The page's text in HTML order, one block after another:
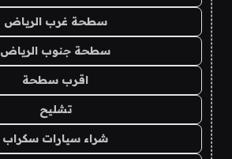
سطحة غرب الرياض
سطحة جنوب الرياض
اقرب سطحة
تشليح
شراء سيارات سكراب